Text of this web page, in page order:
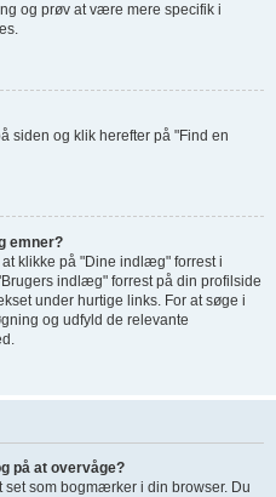
og prøv at være mere specifik i
siden og klik herefter på "Find en
emner?
klikke på "Dine indlæg" forrest i
indlæg" forrest på din profilside
under hurtige links. For at søge i
og udfyld de relevante
på at overvåge?
som bogmærker i din browser. Du